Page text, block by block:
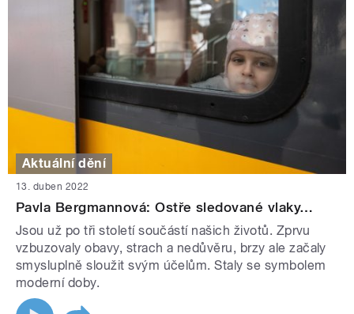
Aktuální dění
13. duben 2022
Pavla Bergmannová: Ostře sledované vlaky…
Jsou už po tři století součástí našich životů. Zprvu
vzbuzovaly obavy, strach a nedůvěru, brzy ale začaly
smysluplně sloužit svým účelům. Staly se symbolem
moderní doby.